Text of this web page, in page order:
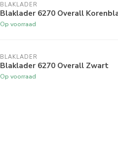
BLAKLADER
Blaklader 6270 Overall
Op voorraad
BLAKLADER
Blaklader 6270 Overall Zwart
Op voorraad